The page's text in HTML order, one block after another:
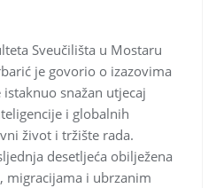
Sveučilišta u Mostaru
je govorio o izazovima
snažan utjecaj
i globalnih
život i tržište rada.
desetljeća obilježena
migracijama i ubrzanim